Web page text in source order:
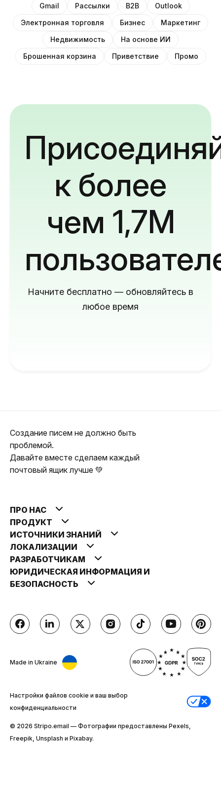
Gmail Рассылки B2B
Outlook
Электронная торговля
Бизнес
Маркетинг
Недвижимость
На основе ИИ
Брошенная корзина
Приветствие Промо
к более
чем 1,7M
Начните бесплатно — обновляйтесь в
любое время
Создание писем не должно быть
проблемой.
Давайте вместе сделаем каждый
почтовый ящик лучше 💚
ПРО НАС
ПРОДУКТ
ИСТОЧНИКИ ЗНАНИЙ
ЛОКАЛИЗАЦИИ
РАЗРАБОТЧИКАМ
ЮРИДИЧЕСКАЯ ИНФОРМАЦИЯ И
БЕЗОПАСНОСТЬ
Made in Ukraine
Настройки файлов cookie и ваш выбор
конфиденциальности
© 2026 Stripо.email — Фотографии предоставлены Pexels,
Freepik, Unsplash и Pixabay.